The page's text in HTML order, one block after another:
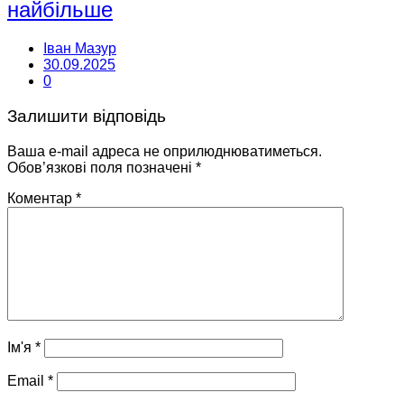
найбільше
Іван Мазур
30.09.2025
0
Залишити відповідь
Ваша e-mail адреса не оприлюднюватиметься.
Обов’язкові поля позначені *
Коментар *
Ім'я *
Email *